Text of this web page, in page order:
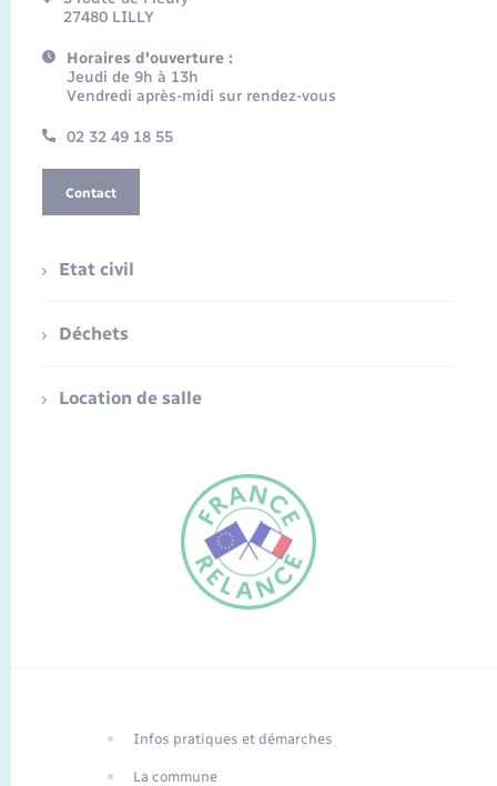
Traduction du
27480 LILLY
Horaires d'ouverture :
Jeudi de 9h à 13h
Vendredi après-midi sur rendez-vous
02 32 49 18 55
Contact
Etat civil
Déchets
Location de salle
Infos pratiques et démarches
La commune